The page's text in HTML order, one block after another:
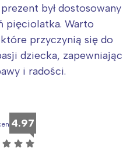
był dostosowany
pięciolatka. Warto
przyczynią się do
dziecka, zapewniając
i radości.
4.97
☆ ☆ ☆